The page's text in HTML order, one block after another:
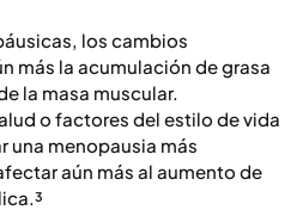
los cambios
más la acumulación de grasa
la masa muscular.
o factores del estilo de vida
una menopausia más
aún más al aumento de